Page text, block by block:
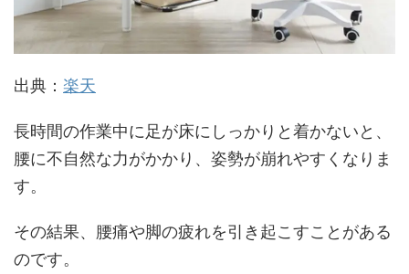
出典： 楽天
長時間の作業中に足が床にしっかりと着かないと、
腰に不自然な力がかかり、姿勢が崩れやすくなりま
す。
その結果、腰痛や脚の疲れを引き起こすことがある
のです。